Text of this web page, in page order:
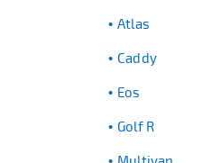
Atlas
Caddy
Eos
Golf R